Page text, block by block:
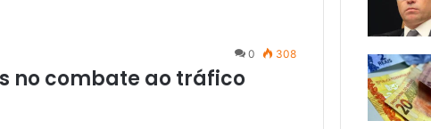
0 308
no combate ao tráfico